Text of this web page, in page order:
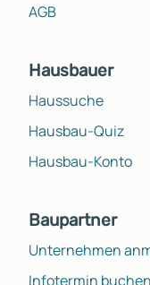
AGB
Hausbauer
Haussuche
Hausbau-Quiz
Hausbau-Konto
Baupartner
Unternehmen
Infotermin buchen